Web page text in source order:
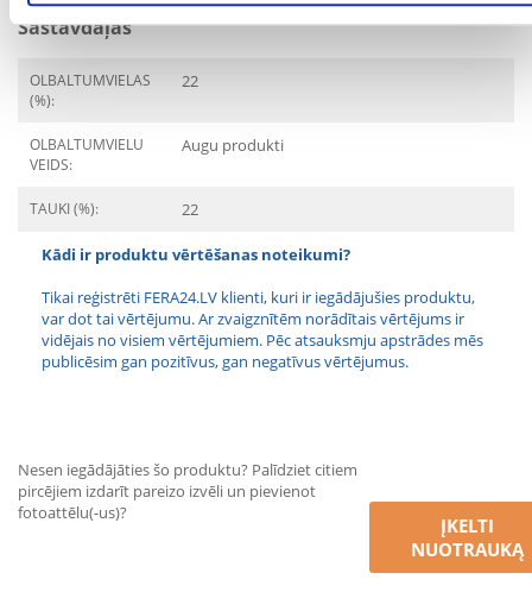
Sastāvdaļas
OLBALTUMVIELAS
(%):
22
OLBALTUMVIELU
VEIDS:
Augu produkti
TAUKI (%): 22
Kādi ir produktu vērtēšanas noteikumi?
Tikai reģistrēti FERA24.LV klienti, kuri ir iegādājušies produktu,
var dot tai vērtējumu. Ar zvaigznītēm norādītais vērtējums ir
vidējais no visiem vērtējumiem. Pēc atsauksmju apstrādes mēs
publicēsim gan pozitīvus, gan negatīvus vērtējumus.
Nesen iegādājāties šo produktu? Palīdziet citiem
pircējiem izdarīt pareizo izvēli un pievienot
fotoattēlu(-us)?
ĮKELTI
NUOTRAUKĄ